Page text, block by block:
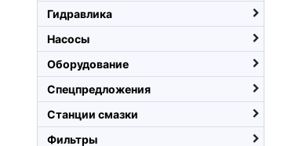
Гидравлика
Насосы
Оборудование
Спецпредложения
Станции смазки
Фильтры